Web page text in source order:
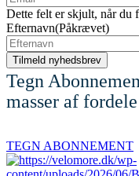
Dette felt er skjult, når du
Efternavn(Påkrævet)
Tegn
masser af fordele
TEGN ABONNEMENT